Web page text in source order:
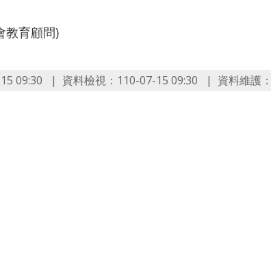
教育顧問)
09:30 資料檢視：110-07-15 09:30 資料維護